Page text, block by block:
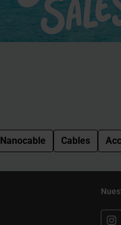
Nanocable Cables